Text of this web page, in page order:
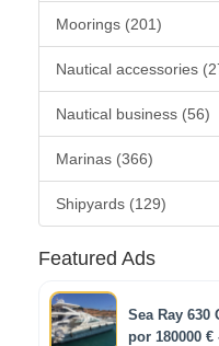
Moorings (201)
Nautical accessories
Nautical business (56)
Marinas (366)
Shipyards (129)
Featured Ads
Sea Ray 630
por 180000 €